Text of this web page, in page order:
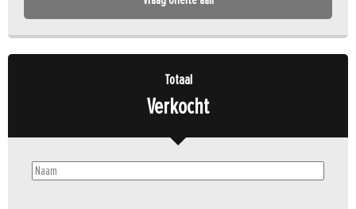
Totaal
Verkocht
Naam(Vereist)